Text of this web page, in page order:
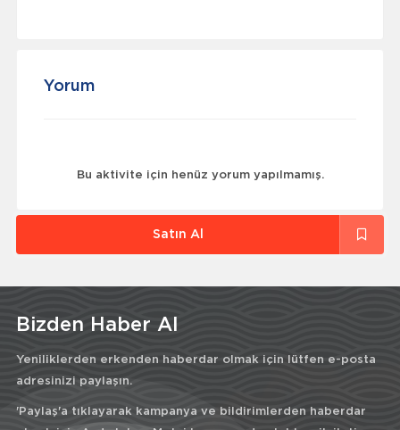
Yorum
Bu aktivite için henüz yorum yapılmamış.
Satın Al
Bizden Haber Al
Yeniliklerden erkenden haberdar olmak için lütfen e-posta
adresinizi paylaşın.
'Paylaş'a tıklayarak kampanya ve bildirimlerden haberdar